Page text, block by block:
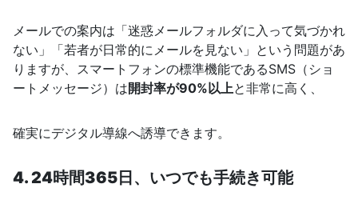
メールでの案内は「迷惑メールフォルダに入って気づかれ
ない」「若者が日常的にメールを見ない」という問題があ
りますが、スマートフォンの標準機能であるSMS（ショ
ートメッセージ）は開封率が90%以上と非常に高く、
確実にデジタル導線へ誘導できます。
4. 24時間365日、いつでも手続き可能